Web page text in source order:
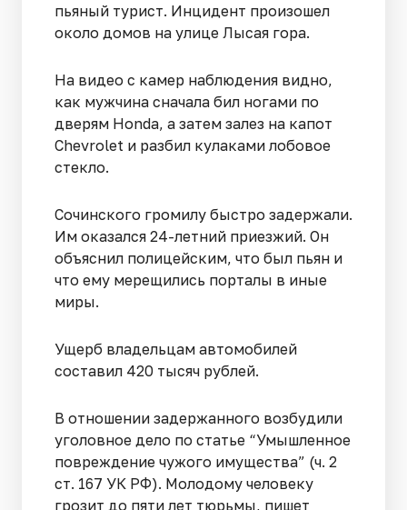
пьяный турист. Инцидент произошел
около домов на улице Лысая гора.
На видео с камер наблюдения видно,
как мужчина сначала бил ногами по
дверям Honda, а затем залез на капот
Chevrolet и разбил кулаками лобовое
стекло.
Сочинского громилу быстро задержали.
Им оказался 24-летний приезжий. Он
объяснил полицейским, что был пьян и
что ему мерещились порталы в иные
миры.
Ущерб владельцам автомобилей
составил 420 тысяч рублей.
В отношении задержанного возбудили
уголовное дело по статье “Умышленное
повреждение чужого имущества” (ч. 2
ст. 167 УК РФ). Молодому человеку
грозит до пяти лет тюрьмы, пишет